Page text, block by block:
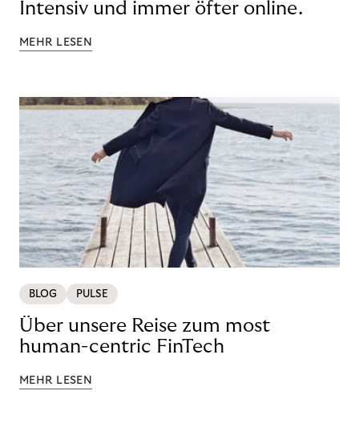
Intensiv und immer öfter online.
MEHR LESEN
BLOG PULSE
Über unsere Reise zum most
human-centric FinTech
MEHR LESEN